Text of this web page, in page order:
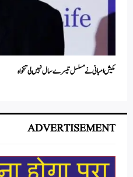
مکیش امبانی نے مسلسل تیسرے سال نہیں لی تنخواہ
ADVERTISEMENT